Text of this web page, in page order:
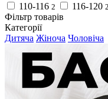
110-116 2 116-120 2
Фільтр товарів
Категорії
Дитяча Жіноча Чоловіча